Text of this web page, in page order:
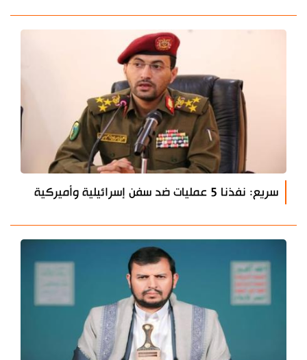
سريع: نفذنا 5 عمليات ضد سفن إسرائيلية وأميركية